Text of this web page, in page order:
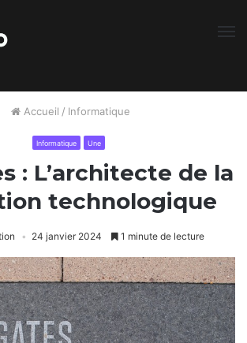
Accueil / Informatique
Informatique Une
: L’architecte de la
technologique
24 janvier 2024 1 minute de lecture